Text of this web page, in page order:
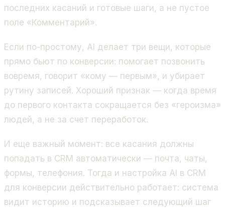
последних касаний и готовые шаги, а не пустое
поле «Комментарий».
Если по-простому, AI делает три вещи, которые
прямо бьют по конверсии: помогает позвонить
вовремя, говорит «кому — первым», и убирает
рутину записей. Хороший признак — когда время
до первого контакта сокращается без «героизма»
людей, а не за счет переработок.
И еще важный момент: все касания должны
попадать в CRM автоматически — почта, чаты,
формы, телефония. Тогда и настройка AI в CRM
для конверсии действительно работает: система
видит историю и подсказывает следующий шаг